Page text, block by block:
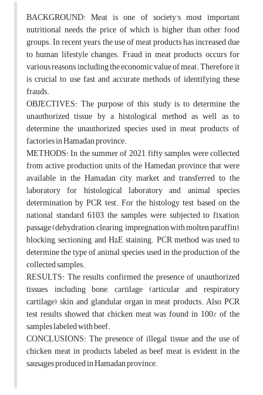
BACKGROUND: Meat is one of society's most important
nutritional needs, the price of which is higher than other food
groups. In recent years, the use of meat products has increased due
to human lifestyle changes. Fraud in meat products occurs for
various reasons, including the economic value of meat. Therefore, it
is crucial to use fast and accurate methods of identifying these
frauds.
OBJECTIVES: The purpose of this study is to determine the
unauthorized tissue by a histological method as well as to
determine the unauthorized species used in meat products of
factories in Hamadan province.
METHODS: In the summer of 2021, fifty samples were collected
from active production units of the Hamedan province that were
available in the Hamadan city market and transferred to the
laboratory for histological laboratory and animal species
determination by PCR test. For the histology test based on the
national standard 6103, the samples were subjected to fixation,
passage (dehydration, clearing, impregnation with molten paraffin),
blocking, sectioning, and H&E staining. PCR method was used to
determine the type of animal species used in the production of the
collected samples.
RESULTS: The results confirmed the presence of unauthorized
tissues, including bone, cartilage (articular and respiratory
cartilage), skin, and glandular organ in meat products. Also, PCR
test results showed that chicken meat was found in 100% of the
samples labeled with beef.
CONCLUSIONS: The presence of illegal tissue and the use of
chicken meat in products labeled as beef meat is evident in the
sausages produced in Hamadan province.